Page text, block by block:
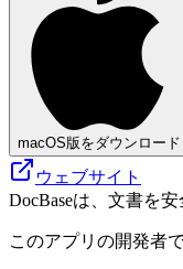
macOS版をダウンロード
ウェブサイト
DocBaseは、文書を
このアプリの開発者